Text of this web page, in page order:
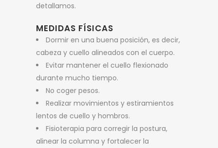
detallamos.
MEDIDAS FÍSICAS
Dormir en una buena posición, es decir,
cabeza y cuello alineados con el cuerpo.
Evitar mantener el cuello flexionado
durante mucho tiempo.
No coger pesos.
Realizar movimientos y estiramientos
lentos de cuello y hombros.
Fisioterapia para corregir la postura,
alinear la columna y fortalecer la